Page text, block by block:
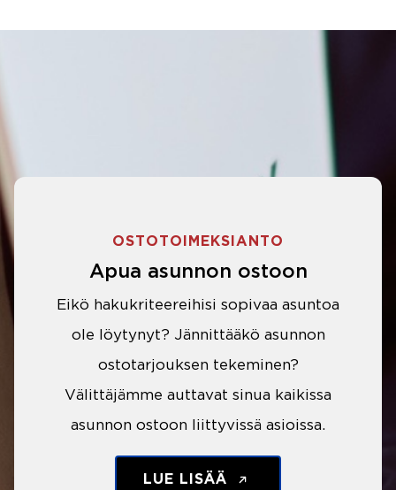
OSTOTOIMEKSIANTO
Apua asunnon ostoon
Eikö hakukriteereihisi sopivaa asuntoa
ole löytynyt? Jännittääkö asunnon
ostotarjouksen tekeminen?
Välittäjämme auttavat sinua kaikissa
asunnon ostoon liittyvissä asioissa.
LUE LISÄÄ